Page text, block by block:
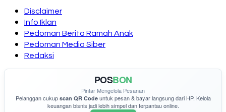
Disclaimer
Info Iklan
Pedoman Berita Ramah Anak
Pedoman Media Siber
Redaksi
POSBON
Pintar Mengelola Pesanan
Pelanggan cukup scan QR Codeuntuk pesan & bayar langsung dari HP. Kelola
keuangan bisnis jadi lebih simpel dan terpantau online.